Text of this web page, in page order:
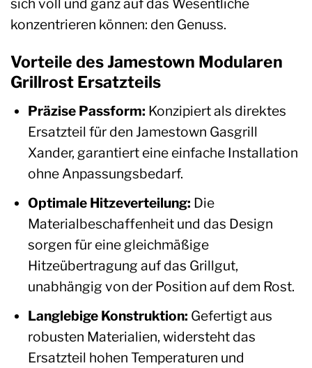
sich voll und ganz auf das Wesentliche
konzentrieren können: den Genuss.
Vorteile des Jamestown Modularen
Grillrost Ersatzteils
Präzise Passform: Konzipiert als direktes
Ersatzteil für den Jamestown Gasgrill
Xander, garantiert eine einfache Installation
ohne Anpassungsbedarf.
Optimale Hitzeverteilung: Die
Materialbeschaffenheit und das Design
sorgen für eine gleichmäßige
Hitzeübertragung auf das Grillgut,
unabhängig von der Position auf dem Rost.
Langlebige Konstruktion: Gefertigt aus
robusten Materialien, widersteht das
Ersatzteil hohen Temperaturen und